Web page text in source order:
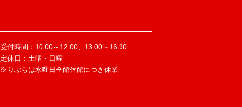
受付時間：10:00～12:00、13:00～16:30
定休日：土曜・日曜
※りぶらは水曜日全館休館につき休業